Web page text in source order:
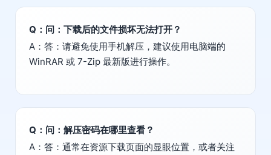
Q：问：下载后的文件损坏无法打开？
A：答：请避免使用手机解压，建议使用电脑端的
WinRAR 或 7-Zip 最新版进行操作。
Q：问：解压密码在哪里查看？
A：答：通常在资源下载页面的显眼位置，或者关注